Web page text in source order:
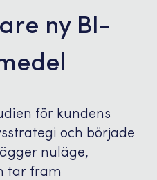
ny BI-
för kundens
och började
nuläge,
tar fram